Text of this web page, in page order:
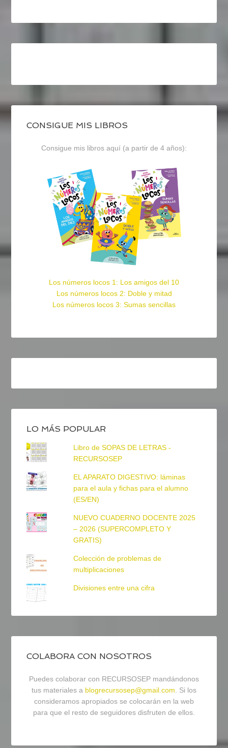
CONSIGUE MIS LIBROS
Consigue mis libros aquí (a partir de 4 años):
Los números locos 1: Los amigos del 10
Los números locos 2: Doble y mitad
Los números locos 3: Sumas sencillas
LO MÁS POPULAR
Libro de SOPAS DE LETRAS -
RECURSOSEP
EL APARATO DIGESTIVO: láminas
para el aula y fichas para el alumno
(ES/EN)
NUEVO CUADERNO DOCENTE 2025
– 2026 (SUPERCOMPLETO Y
GRATIS)
Colección de problemas de
multiplicaciones
Divisiones entre una cifra
COLABORA CON NOSOTROS
Puedes colaborar con RECURSOSEP mandándonos
tus materiales a blogrecursosep@gmail.com. Si los
consideramos apropiados se colocarán en la web
para que el resto de seguidores disfruten de ellos.